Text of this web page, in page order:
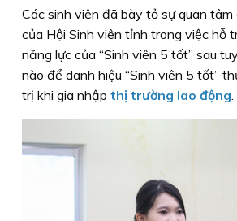
Các sinh viên đã bày tỏ sự quan
của Hội Sinh viên tỉnh trong việc hỗ
năng lực của “Sinh viên 5 tốt” sau
nào để danh hiệu “Sinh viên 5 tốt”
trị khi gia nhập thị trường lao động.